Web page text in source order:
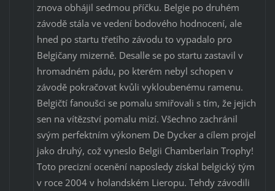
znova obhájil sedmou příčku. Belgie po druhém
závodě stála ve vedení bodového hodnocení, ale
hned po startu třetího závodu to vypadalo pro
Belgičany mizerně. Desalle se po startu zastavil v
hromadném pádu, po kterém nebyl schopen v
závodě pokračovat kvůli vykloubenému ramenu.
Belgičtí fanoušci se pomalu smiřovali s tím, že jejich
sen na vítězství pomalu mizí. Všechno zachránil
svým perfektním výkonem De Dycker a cílem projel
jako druhý, což vyneslo Belgii Chamberlain Trophy!
Toto precizní ocenění naposledy získal belgický tým
v roce 2004 v holandském Lieropu. Tehdy závodili